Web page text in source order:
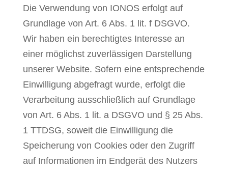
Die Verwendung von IONOS erfolgt auf
Grundlage von Art. 6 Abs. 1 lit. f DSGVO.
Wir haben ein berechtigtes Interesse an
einer möglichst zuverlässigen Darstellung
unserer Website. Sofern eine entsprechende
Einwilligung abgefragt wurde, erfolgt die
Verarbeitung ausschließlich auf Grundlage
von Art. 6 Abs. 1 lit. a DSGVO und § 25 Abs.
1 TTDSG, soweit die Einwilligung die
Speicherung von Cookies oder den Zugriff
auf Informationen im Endgerät des Nutzers